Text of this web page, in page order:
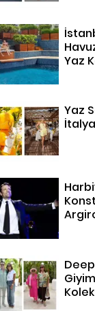
Yaz
Yaz
Giyim